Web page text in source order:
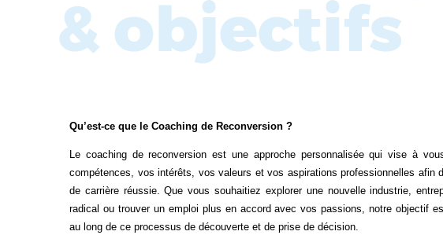
Qu’est-ce que le Coaching de Reconversion ?
Le coaching de reconversion est une approche personnalisée qui vise à
compétences, vos intérêts, vos valeurs et vos aspirations professionnelles afin
de carrière réussie. Que vous souhaitiez explorer une nouvelle industrie,
radical ou trouver un emploi plus en accord avec vos passions, notre objectif
au long de ce processus de découverte et de prise de décision.